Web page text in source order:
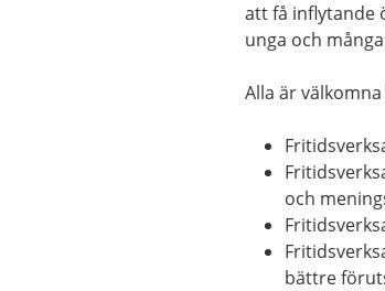
att få inflytande
unga och
Alla är
och
bättre